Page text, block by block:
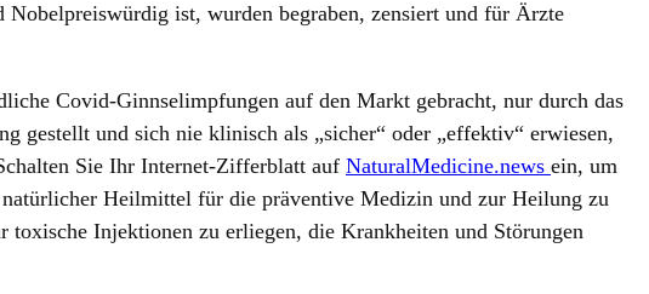
ist, wurden begraben, zensiert und für Ärzte
Covid-Ginnselimpfungen auf den Markt gebracht, nur durch das
gestellt und sich nie klinisch als „sicher“ oder „effektiv“ erwiesen,
Sie Ihr Internet-Zifferblatt auf NaturalMedicine.news ein, um
Heilmittel für die präventive Medizin und zur Heilung zu
toxische Injektionen zu erliegen, die Krankheiten und Störungen